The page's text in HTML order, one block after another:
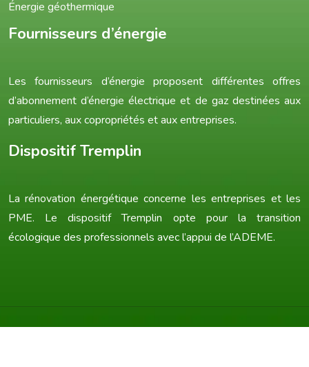
Énergie géothermique
Fournisseurs d’énergie
Les fournisseurs d’énergie proposent différentes offres
d’abonnement d’énergie électrique et de gaz destinées aux
particuliers, aux copropriétés et aux entreprises.
Dispositif Tremplin
La rénovation énergétique concerne les entreprises et les
PME. Le dispositif Tremplin opte pour la transition
écologique des professionnels avec l’appui de l’ADEME.